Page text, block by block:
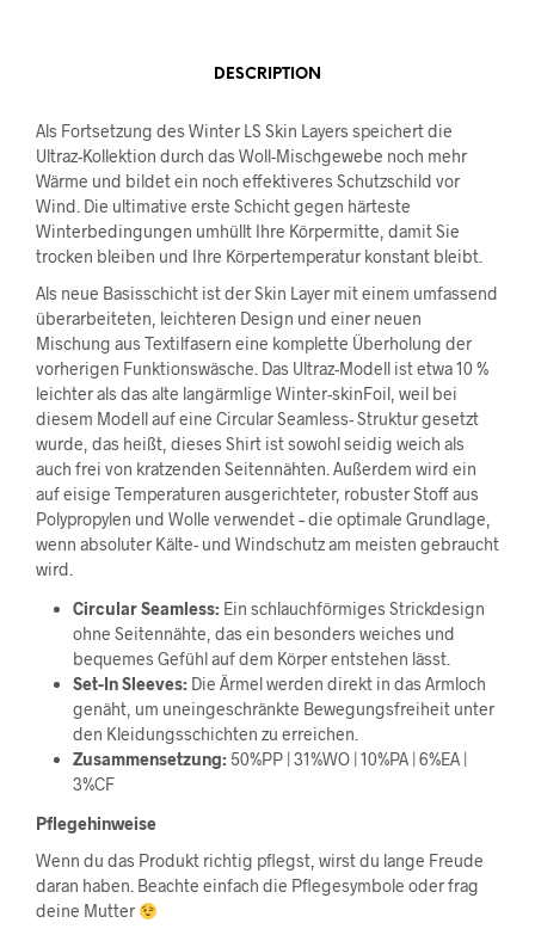
DESCRIPTION
Als Fortsetzung des Winter LS Skin Layers speichert die
Ultraz-Kollektion durch das Woll-Mischgewebe noch mehr
Wärme und bildet ein noch effektiveres Schutzschild vor
Wind. Die ultimative erste Schicht gegen härteste
Winterbedingungen umhüllt Ihre Körpermitte, damit Sie
trocken bleiben und Ihre Körpertemperatur konstant bleibt.
Als neue Basisschicht ist der Skin Layer mit einem umfassend
überarbeiteten, leichteren Design und einer neuen
Mischung aus Textilfasern eine komplette Überholung der
vorherigen Funktionswäsche. Das Ultraz-Modell ist etwa 10 %
leichter als das alte langärmlige Winter-skinFoil, weil bei
diesem Modell auf eine Circular Seamless- Struktur gesetzt
wurde, das heißt, dieses Shirt ist sowohl seidig weich als
auch frei von kratzenden Seitennähten. Außerdem wird ein
auf eisige Temperaturen ausgerichteter, robuster Stoff aus
Polypropylen und Wolle verwendet – die optimale Grundlage,
wenn absoluter Kälte- und Windschutz am meisten gebraucht
wird.
Circular Seamless:Ein schlauchförmiges Strickdesign
ohne Seitennähte, das ein besonders weiches und
bequemes Gefühl auf dem Körper entstehen lässt.
Set-In Sleeves: Die Ärmel werden direkt in das Armloch
genäht, um uneingeschränkte Bewegungsfreiheit unter
den Kleidungsschichten zu erreichen.
Zusammensetzung:50%PP | 31%WO | 10%PA | 6%EA |
3%CF
Pflegehinweise
Wenn du das Produkt richtig pflegst, wirst du lange Freude
daran haben. Beachte einfach die Pflegesymbole oder frag
deine Mutter